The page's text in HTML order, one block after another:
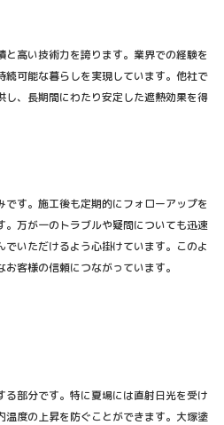
高い技術力を誇ります。業界での経験を
可能な暮らしを実現しています。他社で
し、長期間にわたり安定した遮熱効果を得
す。施工後も定期的にフォローアップを
万が一のトラブルや疑問についても迅速
いただけるよう心掛けています。このよ
客様の信頼につながっています。
部分です。特に夏場には直射日光を受け
温度の上昇を防ぐことができます。大塚塗